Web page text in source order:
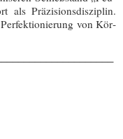
als Prä­zi­si­ons­dis­zi­plin.
von Kör­